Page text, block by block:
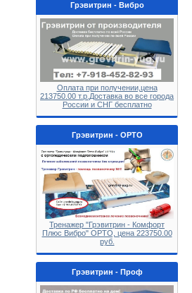
Грэвитрин - Вибро
Оплата при получении,цена
213750.00 т.р.Доставка во все города
России и СНГ бесплатно
Грэвитрин - ОРТО
Тренажер "Грэвитрин - Комфорт
Плюс Вибро" ОРТО, цена 223750.00
руб.
Грэвитрин - Проф